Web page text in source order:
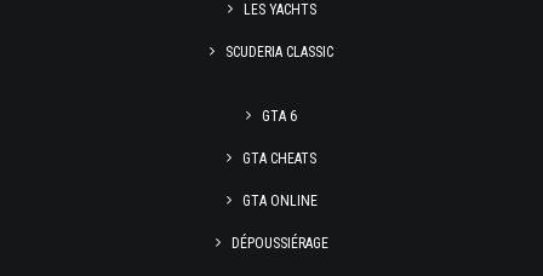
LES YACHTS
SCUDERIA CLASSIC
GTA 6
GTA CHEATS
GTA ONLINE
DÉPOUSSIÉRAGE